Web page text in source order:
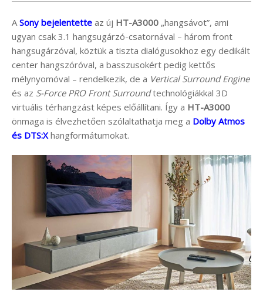
A Sony bejelentette az új HT-A3000 „hangsávot”, ami
ugyan csak 3.1 hangsugárzó-csatornával – három front
hangsugárzóval, köztük a tiszta dialógusokhoz egy dedikált
center hangszóróval, a basszusokért pedig kettős
mélynyomóval – rendelkezik, de a Vertical Surround Engine
és az S-Force PRO Front Surroundtechnológiákkal 3D
virtuális térhangzást képes előállítani. Így a HT-A3000
önmaga is élvezhetően szólaltathatja meg a Dolby Atmos
és DTS:X hangformátumokat.